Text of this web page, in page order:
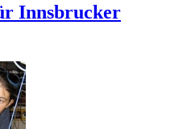
Innsbrucker